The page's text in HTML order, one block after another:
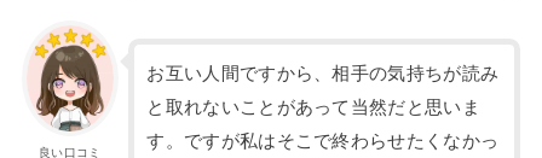
良い口コミ
お互い人間ですから、相手の気持ちが読み
と取れないことがあって当然だと思いま
す。ですが私はそこで終わらせたくなかっ